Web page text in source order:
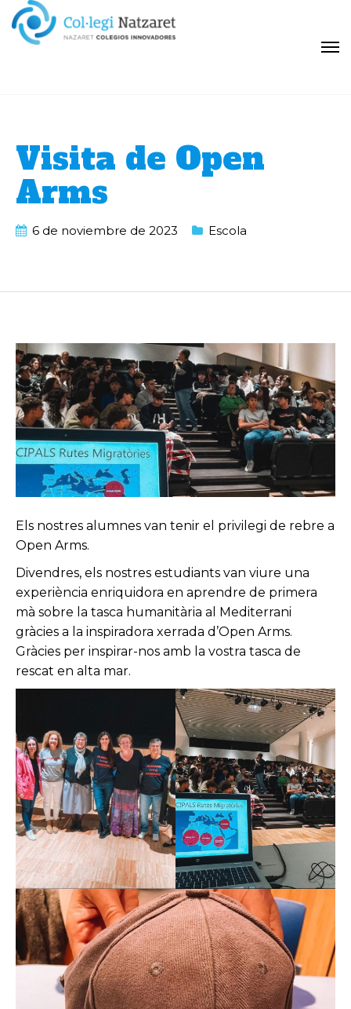
Visita de Open
Arms
6 de noviembre de 2023 Escola
Els nostres alumnes van tenir el privilegi de rebre a
Open Arms.
Divendres, els nostres estudiants van viure una
experiència enriquidora en aprendre de primera
mà sobre la tasca humanitària al Mediterrani
gràcies a la inspiradora xerrada d’Open Arms.
Gràcies per inspirar-nos amb la vostra tasca de
rescat en alta mar.